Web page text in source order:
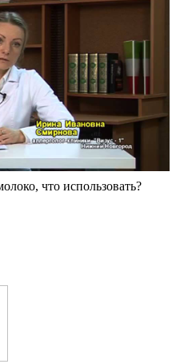
что использовать?